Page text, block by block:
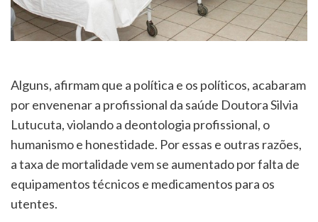
Alguns, afirmam que a política e os políticos, acabaram
por envenenar a profissional da saúde Doutora Silvia
Lutucuta, violando a deontologia profissional, o
humanismo e honestidade. Por essas e outras razões,
a taxa de mortalidade vem se aumentado por falta de
equipamentos técnicos e medicamentos para os
utentes.